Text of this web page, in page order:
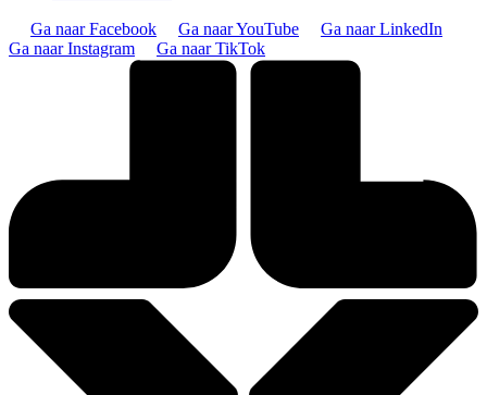
Ga naar Facebook
Ga naar YouTube
Ga naar LinkedIn
Ga naar Instagram
Ga naar TikTok